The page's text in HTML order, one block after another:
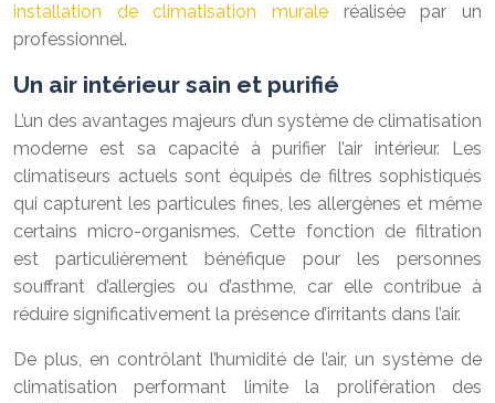
installation de climatisation murale réalisée par un
professionnel.
Un air intérieur sain et purifié
L’un des avantages majeurs d’un système de climatisation
moderne est sa capacité à purifier l’air intérieur. Les
climatiseurs actuels sont équipés de filtres sophistiqués
qui capturent les particules fines, les allergènes et même
certains micro-organismes. Cette fonction de filtration
est particulièrement bénéfique pour les personnes
souffrant d’allergies ou d’asthme, car elle contribue à
réduire significativement la présence d’irritants dans l’air.
De plus, en contrôlant l’humidité de l’air, un système de
climatisation performant limite la prolifération des